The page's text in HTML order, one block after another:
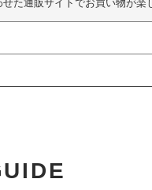
た通販サイトでお買い物が楽